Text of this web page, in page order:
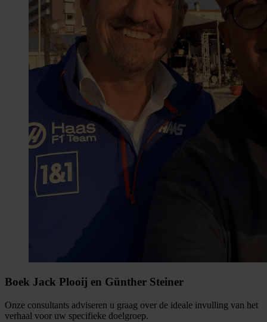
Boek Jack Plooij en Günther Steiner
Onze consultants adviseren u graag over de ideale invulling van het
verhaal voor uw specifieke doelgroep.